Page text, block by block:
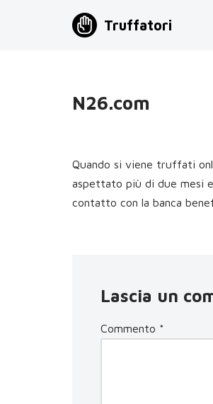
Truffatori
N26.com
Quando si viene truffati
aspettato più di due mesi
contatto con la banca
Lascia un
Commento *